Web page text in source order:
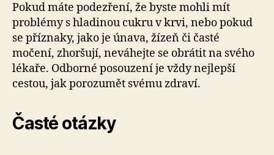
Pokud máte podezření, že byste mohli mít
problémy s hladinou cukru v krvi, nebo pokud
se příznaky, jako je únava, žízeň či časté
močení, zhoršují, neváhejte se obrátit na svého
lékaře. Odborné posouzení je vždy nejlepší
cestou, jak porozumět svému zdraví.
Časté otázky